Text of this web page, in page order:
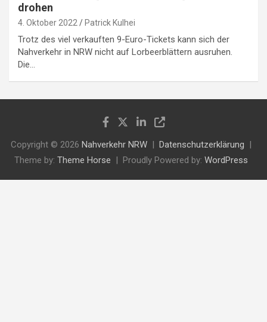
drohen
4. Oktober 2022 Patrick Kulhei
Trotz des viel verkauften 9-Euro-Tickets kann sich der
Nahverkehr in NRW nicht auf Lorbeerblättern ausruhen.
Die…
Copyright © 2026 Nahverkehr NRW
Datenschutzerklärung
Theme by: Theme Horse Proudly Powered by: WordPress